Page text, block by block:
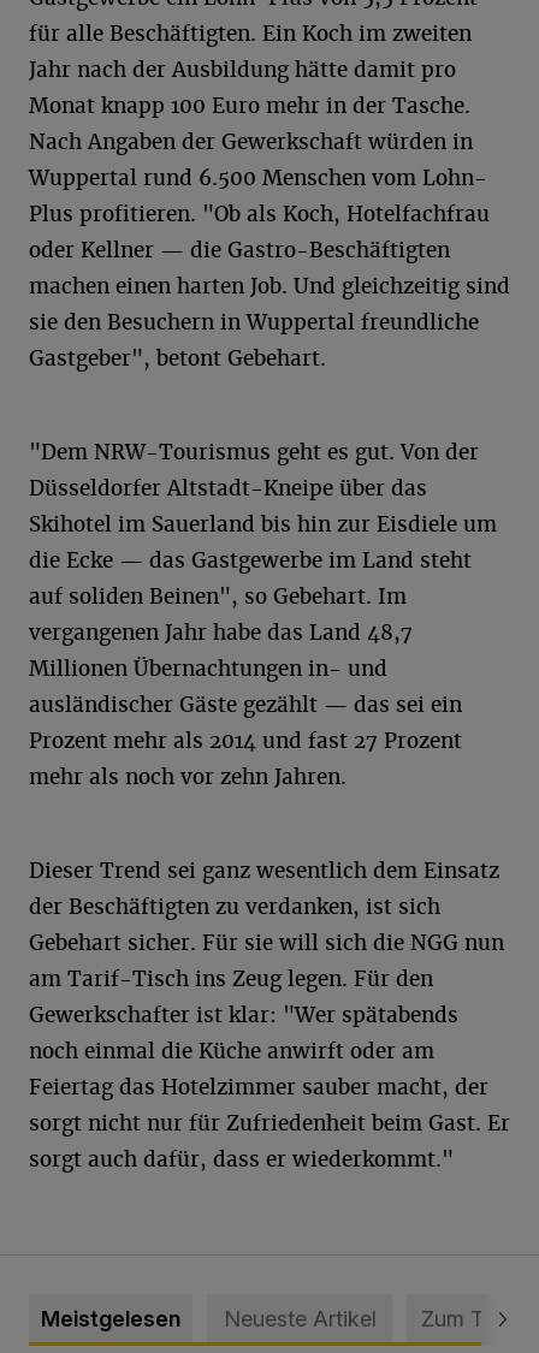
für alle Beschäftigten. Ein Koch im zweiten
Jahr nach der Ausbildung hätte damit pro
Monat knapp 100 Euro mehr in der Tasche.
Nach Angaben der Gewerkschaft würden in
Wuppertal rund 6.500 Menschen vom Lohn-
Plus profitieren. "Ob als Koch, Hotelfachfrau
oder Kellner — die Gastro-Beschäftigten
machen einen harten Job. Und gleichzeitig sind
sie den Besuchern in Wuppertal freundliche
Gastgeber", betont Gebehart.
"Dem NRW-Tourismus geht es gut. Von der
Düsseldorfer Altstadt-Kneipe über das
Skihotel im Sauerland bis hin zur Eisdiele um
die Ecke — das Gastgewerbe im Land steht
auf soliden Beinen", so Gebehart. Im
vergangenen Jahr habe das Land 48,7
Millionen Übernachtungen in- und
ausländischer Gäste gezählt — das sei ein
Prozent mehr als 2014 und fast 27 Prozent
mehr als noch vor zehn Jahren.
Dieser Trend sei ganz wesentlich dem Einsatz
der Beschäftigten zu verdanken, ist sich
Gebehart sicher. Für sie will sich die NGG nun
am Tarif-Tisch ins Zeug legen. Für den
Gewerkschafter ist klar: "Wer spätabends
noch einmal die Küche anwirft oder am
Feiertag das Hotelzimmer sauber macht, der
sorgt nicht nur für Zufriedenheit beim Gast. Er
sorgt auch dafür, dass er wiederkommt."
Meistgelesen Neueste Artikel Zum Thema